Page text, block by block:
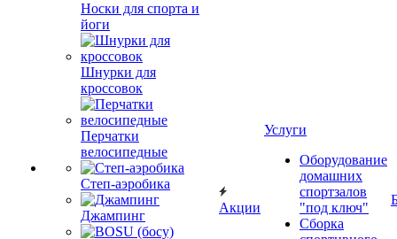
Носки для спорта и
йоги
Шнурки для
кроссовок
Перчатки
велосипедные
Степ-аэробика
Джампинг
Акции
Услуги
Оборудование
домашних
спортзалов
"под ключ"
Сборка